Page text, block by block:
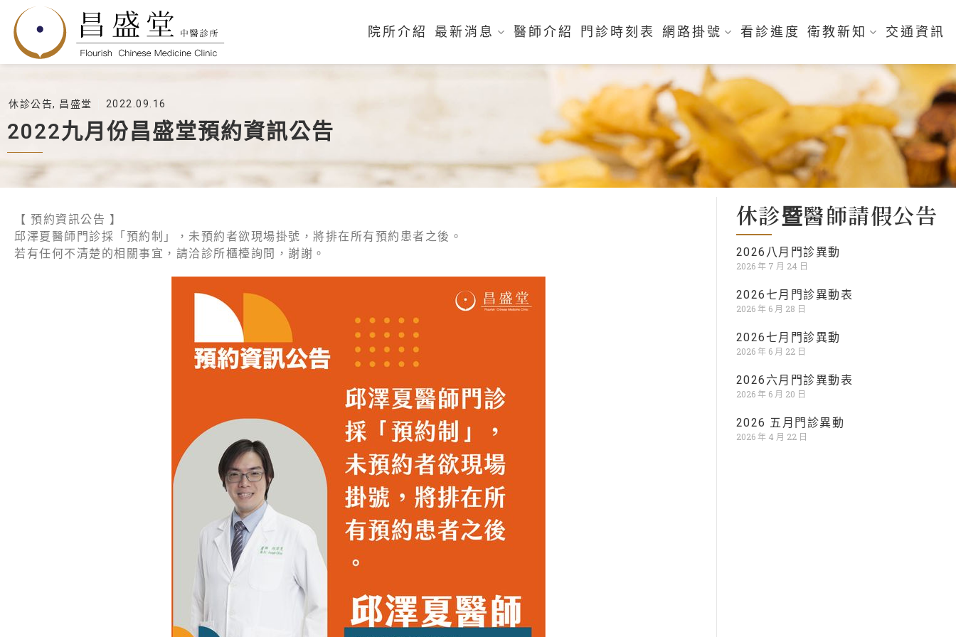
院所介紹 最新消息 醫師介紹 門診時刻表 網路掛號 看診進度 衛教新知 交通資訊
休診公告, 昌盛堂 2022.09.16
2022九月份昌盛堂預約資訊公告
【 預約資訊公告 】
邱澤夏醫師門診採「預約制」，未預約者欲現場掛號，將排在所有預約患者之後。
若有任何不清楚的相關事宜，請洽診所櫃檯詢問，謝謝。
休診暨醫師請假公告
2026八月門診異動
2026 年 7 月 24 日
2026七月門診異動表
2026 年 6 月 28 日
2026七月門診異動
2026 年 6 月 22 日
2026六月門診異動表
2026 年 6 月 20 日
2026 五月門診異動
2026 年 4 月 22 日